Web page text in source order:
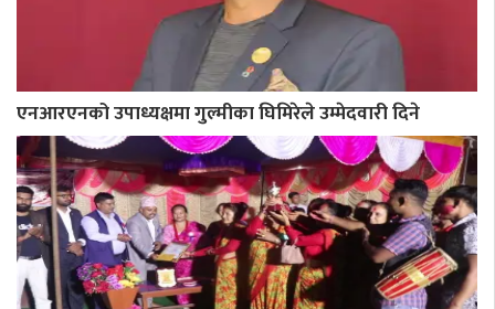
एनआरएनको उपाध्यक्षमा गुल्मीका घिमिरेले उम्मेदवारी दिने